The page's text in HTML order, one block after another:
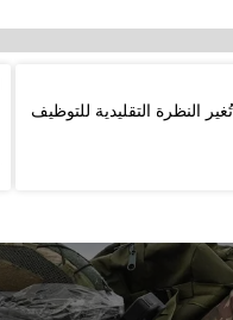
الـ 40“ هل تُغير النظرة التقليدية للتوظيف